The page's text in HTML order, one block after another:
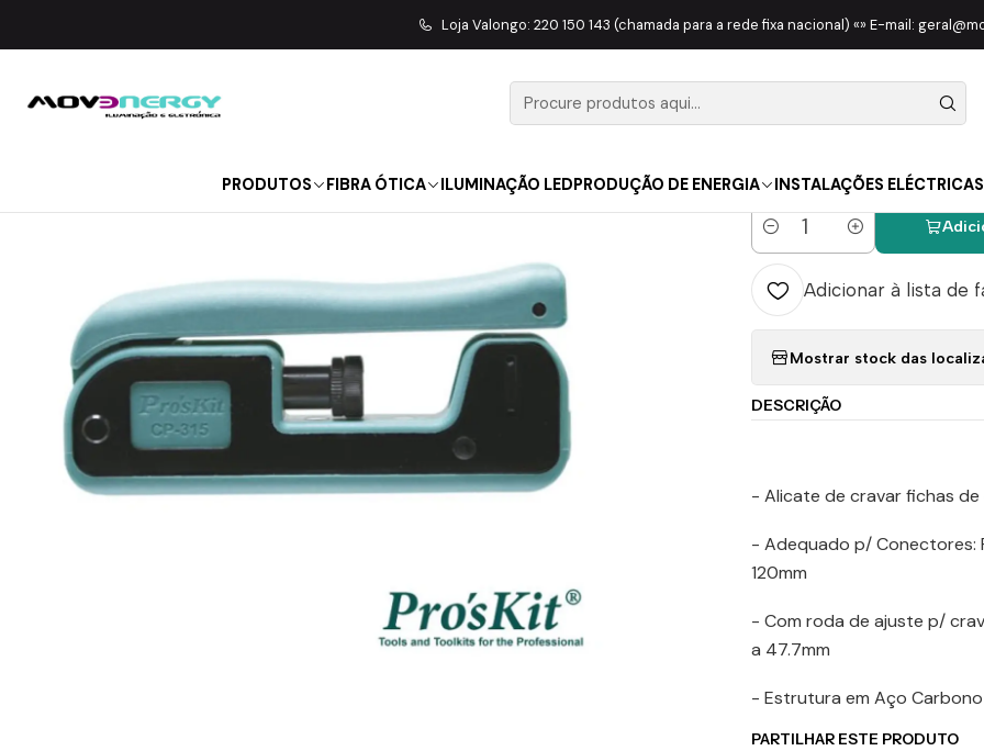
PRODUTOS FIBRA ÓTICA ILUMINAÇÃO LEDPRODUÇÃO DE ENERGIA INSTALAÇÕES ELÉCTRICAS
Loja Valongo: 220 150 143 (chamada para a rede fixa nacional) «» E-mail:
Início FERRAMENTAS ALICATES Alicate Para Cravar Fichas Compressão
Alicate
Quantidade
Adicionar à lista de
Mostrar stock das
DESCRIÇÃO
- Alicate de cravar fichas
- Adequado p/ Conectores:
120mm
- Com roda de ajuste p/
a 47.7mm
- Estrutura em Aço
PARTILHAR ESTE PRODUTO